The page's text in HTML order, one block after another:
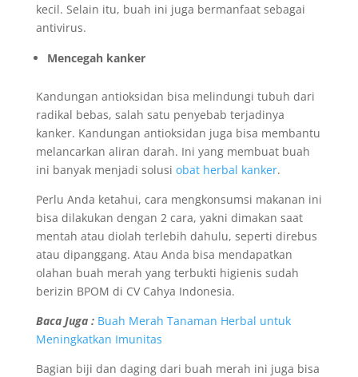
kecil. Selain itu, buah ini juga bermanfaat sebagai
antivirus.
Mencegah kanker
Kandungan antioksidan bisa melindungi tubuh dari
radikal bebas, salah satu penyebab terjadinya
kanker. Kandungan antioksidan juga bisa membantu
melancarkan aliran darah. Ini yang membuat buah
ini banyak menjadi solusi obat herbal kanker.
Perlu Anda ketahui, cara mengkonsumsi makanan ini
bisa dilakukan dengan 2 cara, yakni dimakan saat
mentah atau diolah terlebih dahulu, seperti direbus
atau dipanggang. Atau Anda bisa mendapatkan
olahan buah merah yang terbukti higienis sudah
berizin BPOM di CV Cahya Indonesia.
Baca Juga : Buah Merah Tanaman Herbal untuk
Meningkatkan Imunitas
Bagian biji dan daging dari buah merah ini juga bisa